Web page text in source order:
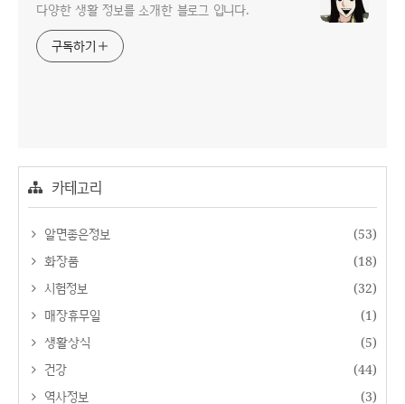
다양한 생활 정보를 소개한 블로그 입니다.
구독하기
카테고리
알면좋은정보
(53)
화장품
(18)
시험정보
(32)
매장휴무일
(1)
생활상식
(5)
건강
(44)
역사정보
(3)